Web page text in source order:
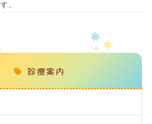
。
診療案内